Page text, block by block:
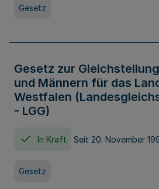
Gesetz
Gesetz zur
und Männern für das
Westfalen
- LGG)
In Kraft Seit 20. November
Gesetz